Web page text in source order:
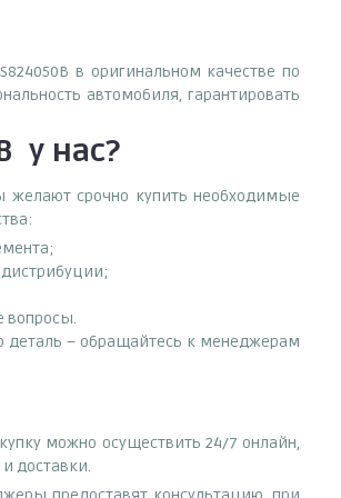
в оригинальном качестве по
автомобиля, гарантировать
у нас?
желают срочно купить необходимые
дистрибуции;
вопросы.
деталь – обращайтесь к менеджерам
можно осуществить 24/7 онлайн,
доставки.